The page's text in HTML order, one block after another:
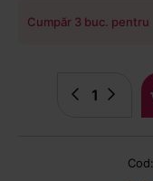
Cumpăr 3 buc. pentru